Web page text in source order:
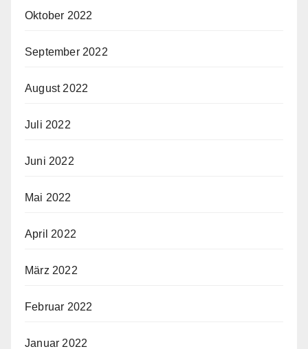
Oktober 2022
September 2022
August 2022
Juli 2022
Juni 2022
Mai 2022
April 2022
März 2022
Februar 2022
Januar 2022